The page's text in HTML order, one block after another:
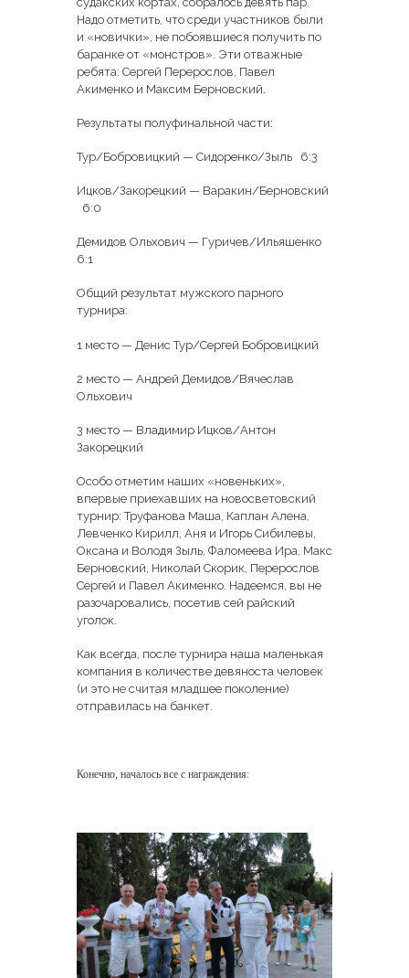
Надо отметить, что среди участников были
и «новички», не побоявшиеся получить по
баранке от «монстров». Эти отважные
ребята: Сергей Перерослов, Павел
Акименко и Максим Берновский.
Результаты полуфинальной части:
Тур/Бобровицкий — Сидоренко/Зыль 6:3
Ицков/Закорецкий — Варакин/Берновский
6:0
Демидов Ольхович — Гуричев/Ильяшенко
6:1
Общий результат мужского парного
турнира:
1 место — Денис Тур/Сергей Бобровицкий
2 место — Андрей Демидов/Вячеслав
Ольхович
3 место — Владимир Ицков/Антон
Закорецкий
Особо отметим наших «новеньких»,
впервые приехавших на новосветовский
турнир: Труфанова Маша, Каплан Алена,
Левченко Кирилл, Аня и Игорь Сибилевы,
Оксана и Володя Зыль, Фаломеева Ира, Макс
Берновский, Николай Скорик, Перерослов
Сергей и Павел Акименко. Надеемся, вы не
разочаровались, посетив сей райский
уголок.
Как всегда, после турнира наша маленькая
компания в количестве девяноста человек
(и это не считая младшее поколение)
отправилась на банкет.
Конечно, началось все с награждения: